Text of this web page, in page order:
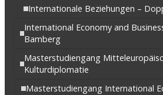
Internationale Beziehungen –
International Economy and
Bamberg
Masterstudiengang
Kulturdiplomatie
Masterstudiengang International